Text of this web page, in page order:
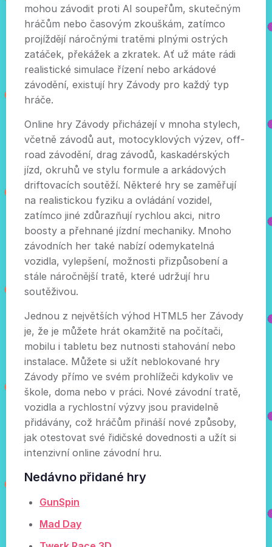
mohou závodit proti AI soupeřům, skutečným
hráčům nebo časovým zkouškám, zatímco
projíždějí náročnými tratěmi plnými ostrých
zatáček, překážek a zkratek. Ať už máte rádi
realistické simulace řízení nebo arkádové
závodění, existují hry Závody pro každý typ
hráče.
Online hry Závody přicházejí v mnoha stylech,
včetně závodů aut, motocyklových výzev, off-
road závodění, drag závodů, kaskadérských
jízd, okruhů ve stylu formule a arkádových
driftovacích soutěží. Některé hry se zaměřují
na realistickou fyziku a ovládání vozidel,
zatímco jiné zdůrazňují rychlou akci, nitro
boosty a přehnané jízdní mechaniky. Mnoho
závodních her také nabízí odemykatelná
vozidla, vylepšení, možnosti přizpůsobení a
stále náročnější tratě, které udržují hru
soutěživou.
Jednou z největších výhod HTML5 her Závody
je, že je můžete hrát okamžitě na počítači,
mobilu i tabletu bez nutnosti stahování nebo
instalace. Můžete si užít neblokované hry
Závody přímo ve svém prohlížeči kdykoliv ve
škole, doma nebo v práci. Nové závodní tratě,
vozidla a rychlostní výzvy jsou pravidelně
přidávány, což hráčům přináší nové způsoby,
jak otestovat své řidičské dovednosti a užít si
intenzivní online závodní hru.
Nedávno přidané hry
GunSpin
Mad Day